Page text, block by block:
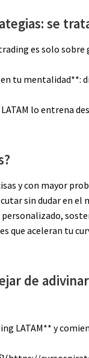
se
es solo
tu mentalidad**:
lo entrena
y con mayor
sin dudar en el
que aceleran tu
de
LATAM** y